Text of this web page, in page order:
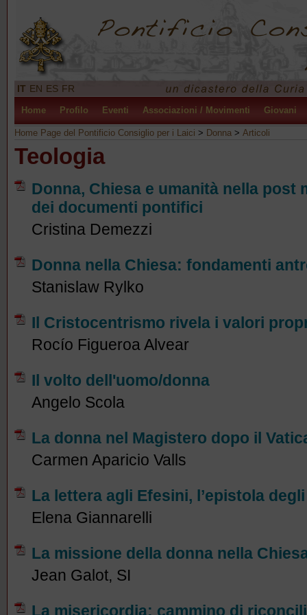
IT EN ES FR
Home Profilo Eventi Associazioni / Movimenti Giovani
Home Page del Pontificio Consiglio per i Laici > Donna > Articoli
Teologia
Donna, Chiesa e umanità nella post
dei documenti pontifici
Cristina Demezzi
Donna nella Chiesa: fondamenti
Stanislaw Rylko
Il Cristocentrismo rivela i valori
Rocío Figueroa Alvear
Il volto dell'uomo/donna
Angelo Scola
La donna nel Magistero dopo il
Carmen Aparicio Valls
La lettera agli Efesini, l’epistola
Elena Giannarelli
La missione della donna nella
Jean Galot, SI
La misericordia: cammino di